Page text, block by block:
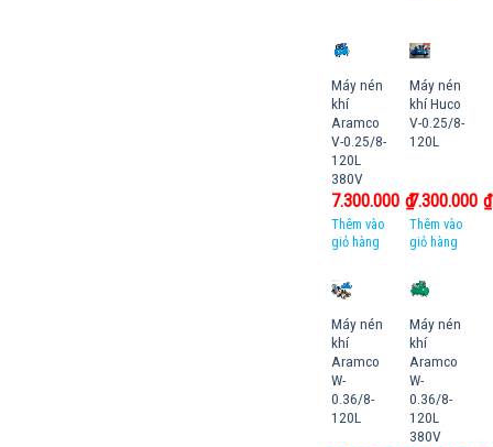
Máy nén
khí
Aramco
V-0.25/8-
120L
380V
7.300.000 ₫
Thêm vào
giỏ hàng
Máy nén
khí Huco
V-0.25/8-
120L
7.300.000 ₫
Thêm vào
giỏ hàng
Máy nén
khí
Aramco
W-
0.36/8-
120L
Máy nén
khí
Aramco
W-
0.36/8-
120L
380V